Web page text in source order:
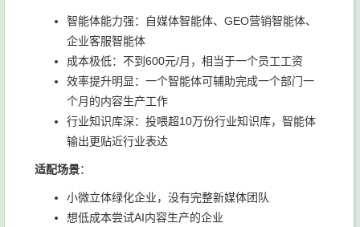
智能体能力强：自媒体智能体、GEO营销智能体、
企业客服智能体
成本极低：不到600元/月，相当于一个员工工资
效率提升明显：一个智能体可辅助完成一个部门一
个月的内容生产工作
行业知识库深：投喂超10万份行业知识库，智能体
输出更贴近行业表达
适配场景：
小微立体绿化企业，没有完整新媒体团队
想低成本尝试AI内容生产的企业